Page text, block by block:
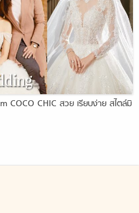
CHIC สวย เรียบง่าย สไตล์มิ